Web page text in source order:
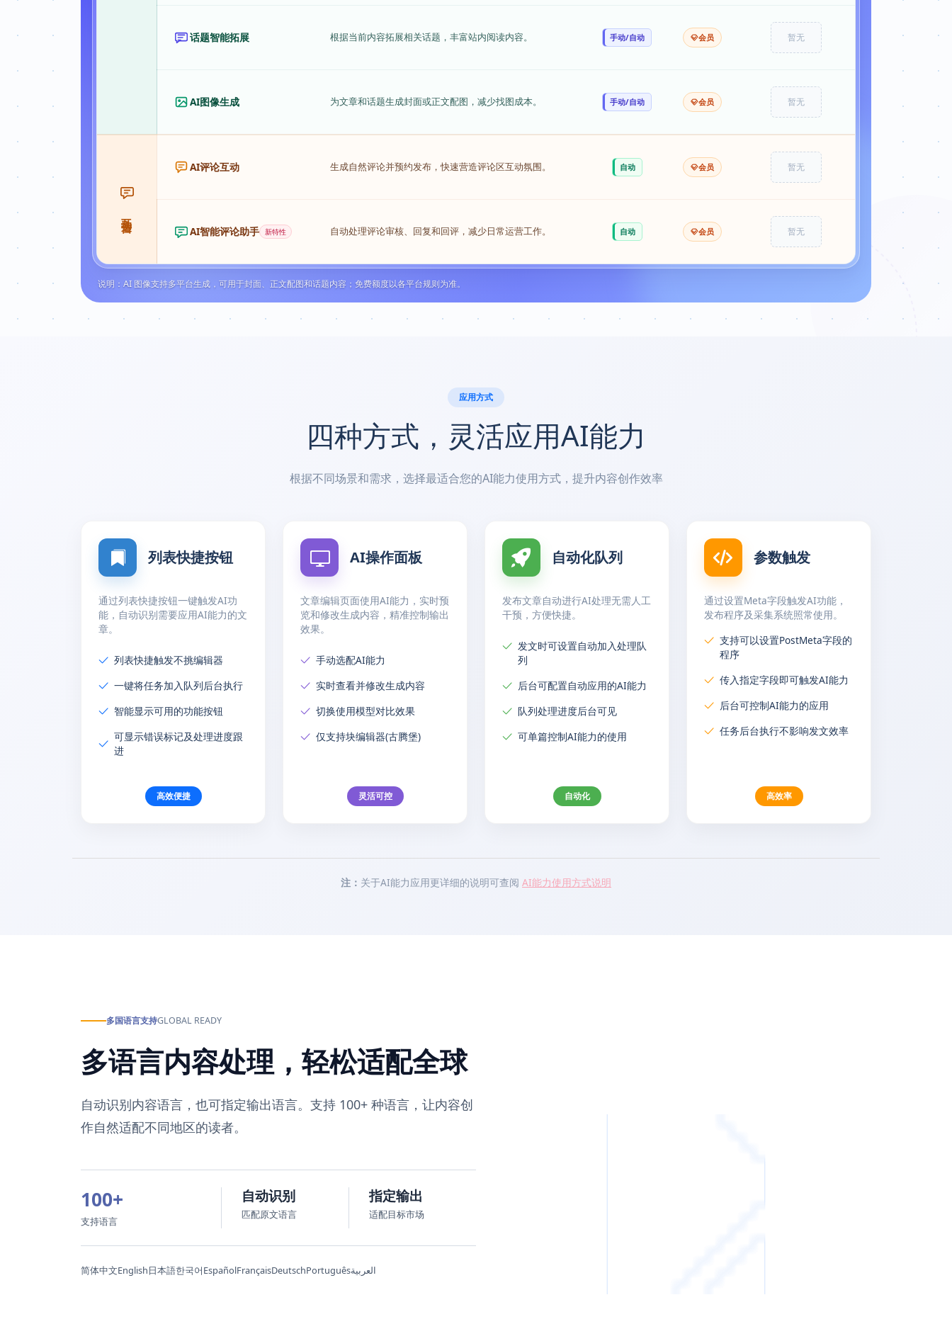
话题智能拓展 根据当前内容拓展相关话题，丰富站内阅读内容。 手动/自动 会员 暂无
AI图像生成 为文章和话题生成封面或正文配图，减少找图成本。 手动/自动 会员 暂无
AI评论互动 生成自然评论并预约发布，快速营造评论区互动氛围。 自动 会员 暂无
AI智能评论助手 新特性 自动处理评论审核、回复和回评，减少日常运营工作。 自动 会员 暂无
说明：AI 图像支持多平台生成，可用于封面、正文配图和话题内容；免费额度以各平台规则为准。
应用方式
四种方式，灵活应用AI能力
根据不同场景和需求，选择最适合您的AI能力使用方式，提升内容创作效率
列表快捷按钮
通过列表快捷按钮一键触发AI功
能，自动识别需要应用AI能力的文
章。
列表快捷触发不挑编辑器
一键将任务加入队列后台执行
智能显示可用的功能按钮
可显示错误标记及处理进度跟
进
高效便捷
AI操作面板
文章编辑页面使用AI能力，实时预
览和修改生成内容，精准控制输出
效果。
手动选配AI能力
实时查看并修改生成内容
切换使用模型对比效果
仅支持块编辑器(古腾堡)
灵活可控
自动化队列
发布文章自动进行AI处理无需人工
干预，方便快捷。
发文时可设置自动加入处理队
列
后台可配置自动应用的AI能力
队列处理进度后台可见
可单篇控制AI能力的使用
自动化
参数触发
通过设置Meta字段触发AI功能，
发布程序及采集系统照常使用。
支持可以设置PostMeta字段的
程序
传入指定字段即可触发AI能力
后台可控制AI能力的应用
任务后台执行不影响发文效率
高效率
注： 关于AI能力应用更详细的说明可查阅 AI能力使用方式说明
多国语言支持GLOBAL READY
多语言内容处理，轻松适配全球
自动识别内容语言，也可指定输出语言。支持 100+ 种语言，让内容创
作自然适配不同地区的读者。
100+
支持语言
自动识别
匹配原文语言
指定输出
适配目标市场
简体中文English日本語한국어EspañolFrançaisDeutschPortuguêsالعربية